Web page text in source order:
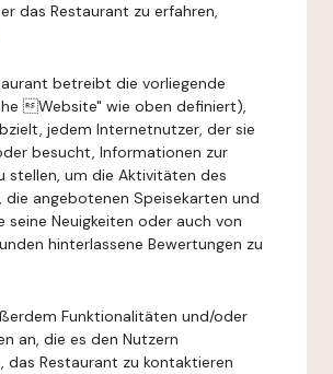
das Restaurant zu erfahren,
betreibt die vorliegende
Website" wie oben definiert),
jedem Internetnutzer, der sie
besucht, Informationen zur
stellen, um die Aktivitäten des
die angebotenen Speisekarten und
seine Neuigkeiten oder auch von
hinterlassene Bewertungen zu
Funktionalitäten und/oder
an, die es den Nutzern
das Restaurant zu kontaktieren